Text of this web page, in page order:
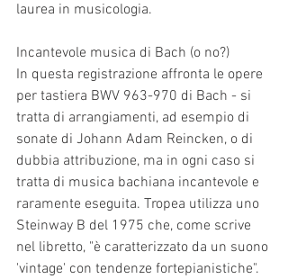
laurea in musicologia.
Incantevole musica di Bach (o no?)
In questa registrazione affronta le opere
per tastiera BWV 963-970 di Bach - si
tratta di arrangiamenti, ad esempio di
sonate di Johann Adam Reincken, o di
dubbia attribuzione, ma in ogni caso si
tratta di musica bachiana incantevole e
raramente eseguita. Tropea utilizza uno
Steinway B del 1975 che, come scrive
nel libretto, "è caratterizzato da un suono
'vintage' con tendenze fortepianistiche".